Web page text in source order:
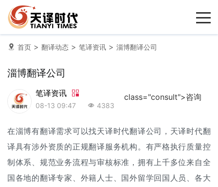
首页 > 翻译动态 > 笔译资讯 > 淄博翻译公司
淄博翻译公司
笔译资讯
08-13 09:47 4383
class="consult">咨询
在淄博有翻译需求可以找天译时代翻译公司 ，天译时代翻
译具有涉外资质的正规翻译服务机构。有严格执行质量控
制体系、规范业务流程与审核标准，拥有上千多位来自全
国各地的翻译专家、外籍人士、国外留学回国人员、各大